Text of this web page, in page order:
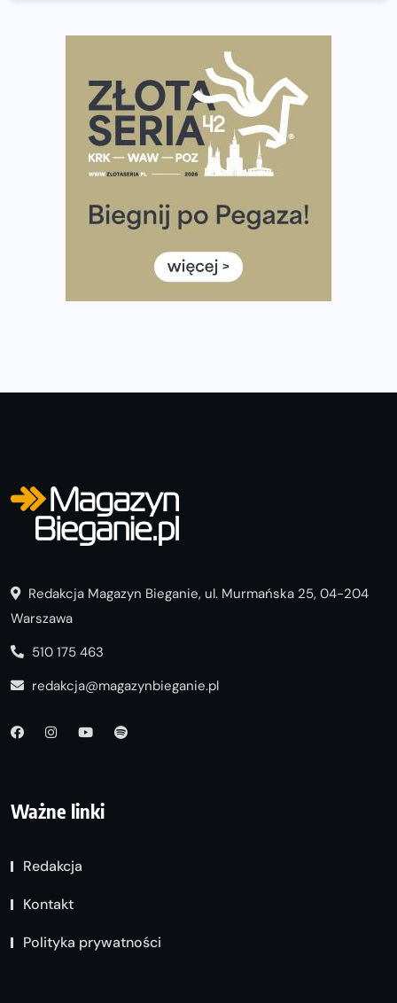
wybiera wyzwanie trzech największych maratonów w
Praska 5k Run gospodarzem Mistrzostw Polski
Największy Bieg Powstania Warszawskiego w historii.
Ponad 12 tysięcy uczestników pobiegło dla Bohaterów!
Tętno vs tempo – czym kierować się w bieganiu?
Co ma dużo białka? Produkty, które warto włączyć do
Rozbiegany Olsztyn szykuje się na weekend z
Już w tę sobotę 35. Bieg Powstania Warszawskiego.
Wystartuje rekordowa liczba uczestników
Redakcja Magazyn Bieganie, ul. Murmańska 25, 04-204
Warszawa
510 175 463
redakcja@magazynbieganie.pl
Ważne linki
Redakcja
Kontakt
Polityka prywatności